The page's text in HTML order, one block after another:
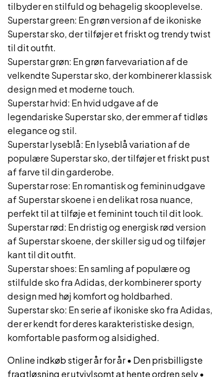
tilbyder en stilfuld og behagelig skooplevelse.
Superstar green: En grøn version af de ikoniske
Superstar sko, der tilføjer et friskt og trendy twist
til dit outfit.
Superstar grøn: En grøn farvevariation af de
velkendte Superstar sko, der kombinerer klassisk
design med et moderne touch.
Superstar hvid: En hvid udgave af de
legendariske Superstar sko, der emmer af tidløs
elegance og stil.
Superstar lyseblå: En lyseblå variation af de
populære Superstar sko, der tilføjer et friskt pust
af farve til din garderobe.
Superstar rose: En romantisk og feminin udgave
af Superstar skoene i en delikat rosa nuance,
perfekt til at tilføje et feminint touch til dit look.
Superstar rød: En dristig og energisk rød version
af Superstar skoene, der skiller sig ud og tilføjer
kant til dit outfit.
Superstar shoes: En samling af populære og
stilfulde sko fra Adidas, der kombinerer sporty
design med høj komfort og holdbarhed.
Superstar sko: En serie af ikoniske sko fra Adidas,
der er kendt for deres karakteristiske design,
komfortable pasform og alsidighed.
Online indkøb stiger år for år• Den prisbilligste
fragtløsning er utvivlsomt at hente ordren selv •